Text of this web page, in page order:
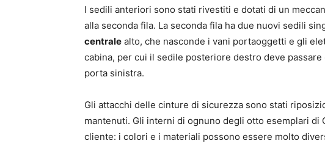
I sedili anteriori sono stati rivestiti e dotati di un
alla seconda fila. La seconda fila ha due nuovi sedili
centrale alto, che nasconde i vani portaoggetti e gli
cabina, per cui il sedile posteriore destro deve
porta sinistra.
Gli attacchi delle cinture di sicurezza sono stati
mantenuti. Gli interni di ognuno degli otto esemplari di
cliente: i colori e i materiali possono essere molto